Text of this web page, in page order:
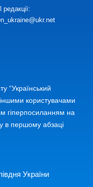
редакції:
“Український
користувачами
гіперпосиланням на
в першому абзаці
України